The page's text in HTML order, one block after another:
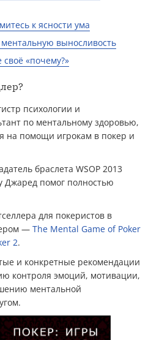
к ясности ума
выносливость
«почему?»
психологии и
по ментальному здоровью,
на помощи игрокам в покер и
браслета WSOP 2013
Джаред помог полностью
для покеристов в
— The Mental Game of Poker
2.
и конкретные рекомендации
контроля эмоций, мотивации,
ментальной